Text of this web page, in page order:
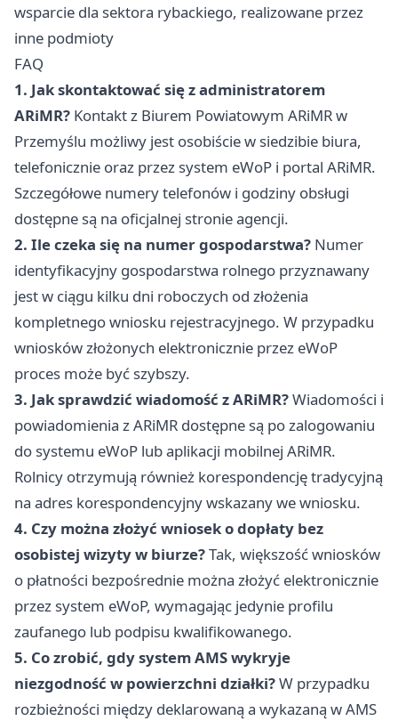
wsparcie dla sektora rybackiego, realizowane przez
inne podmioty
FAQ
1. Jak skontaktować się z administratorem
ARiMR? Kontakt z Biurem Powiatowym ARiMR w
Przemyślu możliwy jest osobiście w siedzibie biura,
telefonicznie oraz przez system eWoP i portal ARiMR.
Szczegółowe numery telefonów i godziny obsługi
dostępne są na oficjalnej stronie agencji.
2. Ile czeka się na numer gospodarstwa? Numer
identyfikacyjny gospodarstwa rolnego przyznawany
jest w ciągu kilku dni roboczych od złożenia
kompletnego wniosku rejestracyjnego. W przypadku
wniosków złożonych elektronicznie przez eWoP
proces może być szybszy.
3. Jak sprawdzić wiadomość z ARiMR?Wiadomości i
powiadomienia z ARiMR dostępne są po zalogowaniu
do systemu eWoP lub aplikacji mobilnej ARiMR.
Rolnicy otrzymują również korespondencję tradycyjną
na adres korespondencyjny wskazany we wniosku.
4. Czy można złożyć wniosek o dopłaty bez
osobistej wizyty w biurze?Tak, większość wniosków
o płatności bezpośrednie można złożyć elektronicznie
przez system eWoP, wymagając jedynie profilu
zaufanego lub podpisu kwalifikowanego.
5. Co zrobić, gdy system AMS wykryje
niezgodność w powierzchni działki?W przypadku
rozbieżności między deklarowaną a wykazaną w AMS